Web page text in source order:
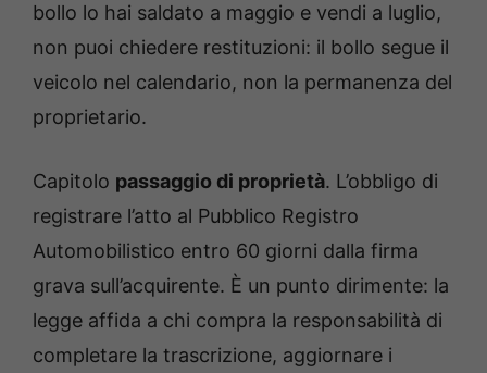
bollo lo hai saldato a maggio e vendi a luglio,
non puoi chiedere restituzioni: il bollo segue il
veicolo nel calendario, non la permanenza del
proprietario.
Capitolo passaggio di proprietà. L’obbligo di
registrare l’atto al Pubblico Registro
Automobilistico entro 60 giorni dalla firma
grava sull’acquirente. È un punto dirimente: la
legge affida a chi compra la responsabilità di
completare la trascrizione, aggiornare i